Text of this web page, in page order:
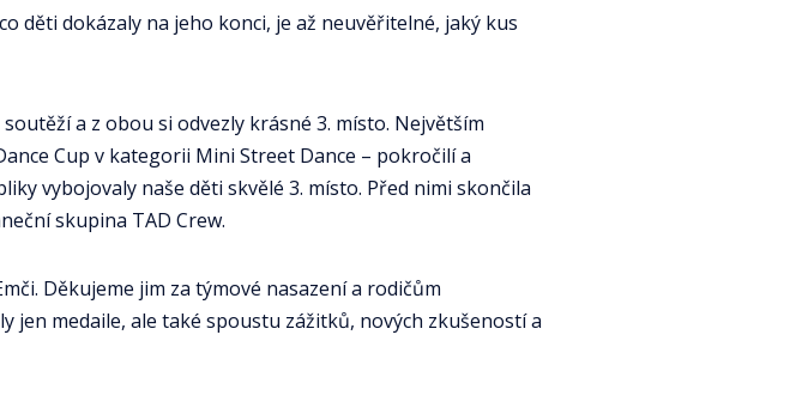
děti dokázaly na jeho konci, je až neuvěřitelné, jaký kus
a z obou si odvezly krásné 3. místo. Největším
Cup v kategorii Mini Street Dance – pokročilí a
vybojovaly naše děti skvělé 3. místo. Před nimi skončila
skupina TAD Crew.
Děkujeme jim za týmové nasazení a rodičům
jen medaile, ale také spoustu zážitků, nových zkušeností a